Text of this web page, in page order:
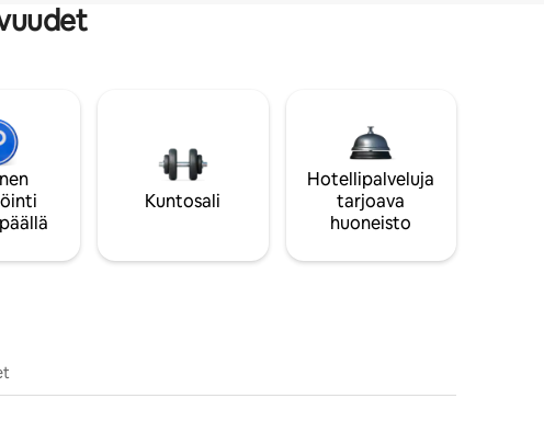
Kuntosali
Hotellipalveluja
tarjoava
huoneisto